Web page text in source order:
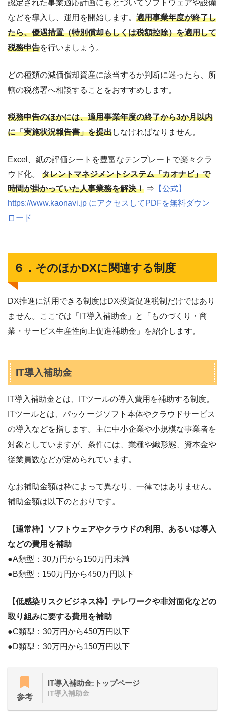
認定された事業適応計画にもとづいてソフトウェアや設備
などを導入し、運用を開始します。 適用事業年度が終了し
たら、優遇措置（特別償却もしくは税額控除）を適用して
税務申告を行いましょう。
どの種類の減価償却資産に該当するか判断に迷ったら、所
轄の税務署へ相談することをおすすめします。
税務申告のほかには、適用事業年度の終了から3か月以内
に「実施状況報告書」を提出しなければなりません。
Excel、紙の評価シートを豊富なテンプレートで楽々クラ
ウド化。 タレントマネジメントシステム「カオナビ」で
時間が掛かっていた人事業務を解決！ ⇒ 【公式】
https://www.kaonavi.jp にアクセスしてPDFを無料ダウン
ロード
６．そのほかDXに関連する制度
DX推進に活用できる制度はDX投資促進税制だけではあり
ません。ここでは「IT導入補助金」と「ものづくり・商
業・サービス生産性向上促進補助金」を紹介します。
IT導入補助金
IT導入補助金とは、ITツールの導入費用を補助する制度。
ITツールとは、パッケージソフト本体やクラウドサービス
の導入などを指します。主に中小企業や小規模な事業者を
対象としていますが、条件には、業種や織形態、資本金や
従業員数などが定められています。
なお補助金額は枠によって異なり、一律ではありません。
補助金額は以下のとおりです。
【通常枠】ソフトウェアやクラウドの利用、あるいは導入
などの費用を補助
●A類型：30万円から150万円未満
●B類型：150万円から450万円以下
【低感染リスクビジネス枠】テレワークや非対面化などの
取り組みに要する費用を補助
●C類型：30万円から450万円以下
●D類型：30万円から150万円以下
参考
IT導入補助金:トップページ
IT導入補助金